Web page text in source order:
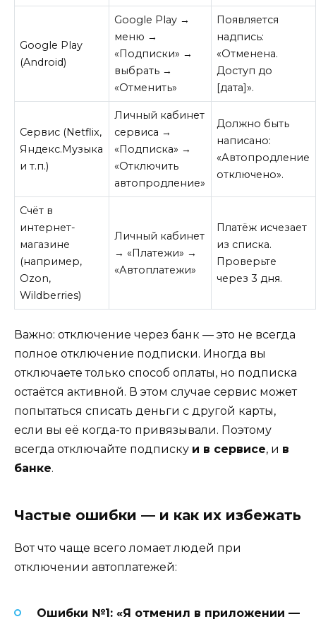
Google Play
(Android)
Google Play →
меню →
«Подписки» →
выбрать →
«Отменить»
Появляется
надпись:
«Отменена.
Доступ до
[дата]».
Сервис (Netflix,
Яндекс.Музыка
и т.п.)
Личный кабинет
сервиса →
«Подписка» →
«Отключить
автопродление»
Должно быть
написано:
«Автопродление
отключено».
Счёт в
интернет-
магазине
(например,
Ozon,
Wildberries)
Личный кабинет
→ «Платежи» →
«Автоплатежи»
Платёж исчезает
из списка.
Проверьте
через 3 дня.
Важно: отключение через банк — это не всегда
полное отключение подписки. Иногда вы
отключаете только способ оплаты, но подписка
остаётся активной. В этом случае сервис может
попытаться списать деньги с другой карты,
если вы её когда-то привязывали. Поэтому
всегда отключайте подписку и в сервисе, и в
банке.
Частые ошибки — и как их избежать
Вот что чаще всего ломает людей при
отключении автоплатежей:
Ошибки №1: «Я отменил в приложении —